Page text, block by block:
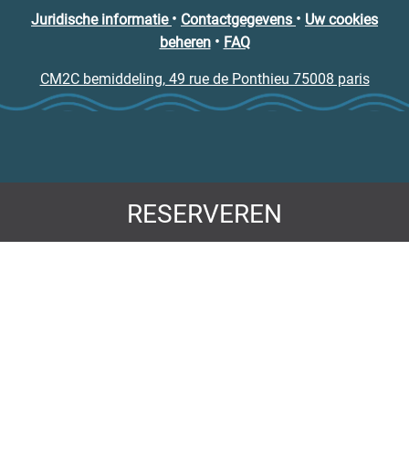
Juridische informatie• Contactgegevens • Uw cookies
beheren• FAQ
CM2C bemiddeling, 49 rue de Ponthieu 75008 paris
RESERVEREN